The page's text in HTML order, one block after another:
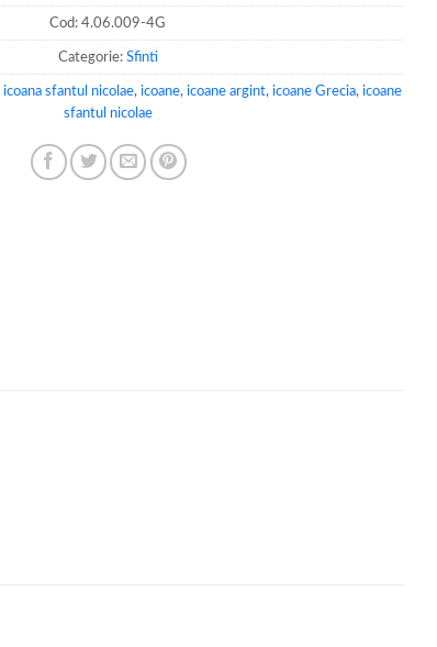
Cod:4.06.009-4G
Categorie: Sfinti
icoana sfantul nicolae, icoane, icoane argint, icoane Grecia, icoane
sfantul nicolae